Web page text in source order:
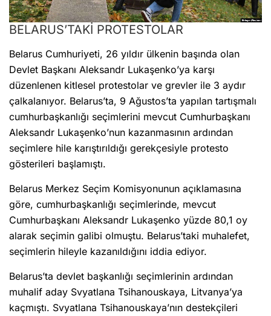
BELARUS’TAKİ PROTESTOLAR
Belarus Cumhuriyeti, 26 yıldır ülkenin başında olan
Devlet Başkanı Aleksandr Lukaşenko’ya karşı
düzenlenen kitlesel protestolar ve grevler ile 3 aydır
çalkalanıyor. Belarus’ta, 9 Ağustos’ta yapılan tartışmalı
cumhurbaşkanlığı seçimlerini mevcut Cumhurbaşkanı
Aleksandr Lukaşenko’nun kazanmasının ardından
seçimlere hile karıştırıldığı gerekçesiyle protesto
gösterileri başlamıştı.
Belarus Merkez Seçim Komisyonunun açıklamasına
göre, cumhurbaşkanlığı seçimlerinde, mevcut
Cumhurbaşkanı Aleksandr Lukaşenko yüzde 80,1 oy
alarak seçimin galibi olmuştu. Belarus’taki muhalefet,
seçimlerin hileyle kazanıldığını iddia ediyor.
Belarus’ta devlet başkanlığı seçimlerinin ardından
muhalif aday Svyatlana Tsihanouskaya, Litvanya’ya
kaçmıştı. Svyatlana Tsihanouskaya’nın destekçileri